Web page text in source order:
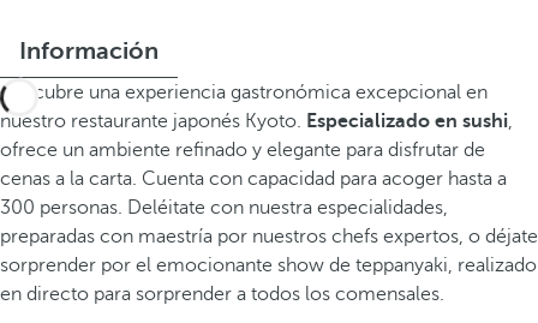
Información
Descubre una experiencia gastronómica excepcional en
nuestro restaurante japonés Kyoto. Especializado en sushi,
ofrece un ambiente refinado y elegante para disfrutar de
cenas a la carta. Cuenta con capacidad para acoger hasta a
300 personas. Deléitate con nuestra especialidades,
preparadas con maestría por nuestros chefs expertos, o déjate
sorprender por el emocionante show de teppanyaki, realizado
en directo para sorprender a todos los comensales.